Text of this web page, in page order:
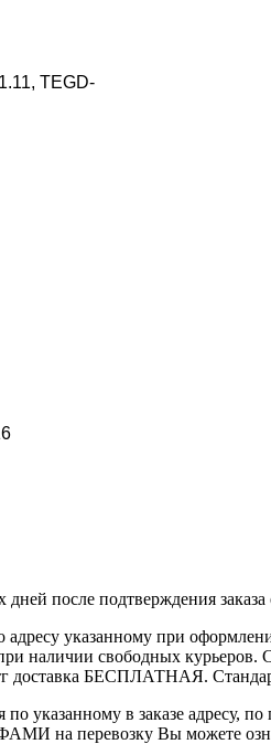
TEGD-
дней после подтверждения
адресу указанному при
наличии свободных
доставка БЕСПЛАТНАЯ.
по указанному в заказе адресу,
на перевозку Вы можете